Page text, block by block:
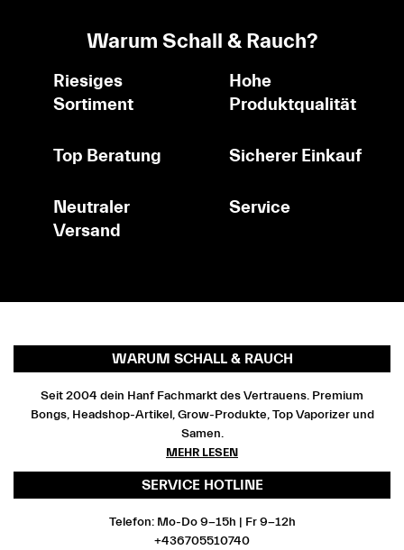
Warum Schall & Rauch?
Riesiges
Sortiment
Hohe
Produktqualität
Top Beratung Sicherer Einkauf
Neutraler
Versand
Service
WARUM SCHALL & RAUCH
Seit 2004 dein Hanf Fachmarkt des Vertrauens. Premium
Bongs, Headshop-Artikel, Grow-Produkte, Top Vaporizer und
Samen.
MEHR LESEN
SERVICE HOTLINE
Telefon: Mo-Do 9-15h | Fr 9-12h
+436705510740